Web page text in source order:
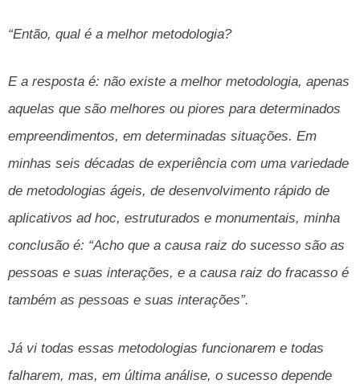
“Então, qual é a melhor metodologia?
E a resposta é: não existe a melhor metodologia, apenas
aquelas que são melhores ou piores para determinados
empreendimentos, em determinadas situações. Em
minhas seis décadas de experiência com uma variedade
de metodologias ágeis, de desenvolvimento rápido de
aplicativos ad hoc, estruturados e monumentais, minha
conclusão é: “Acho que a causa raiz do sucesso são as
pessoas e suas interações, e a causa raiz do fracasso é
também as pessoas e suas interações”.
Já vi todas essas metodologias funcionarem e todas
falharem, mas, em última análise, o sucesso depende